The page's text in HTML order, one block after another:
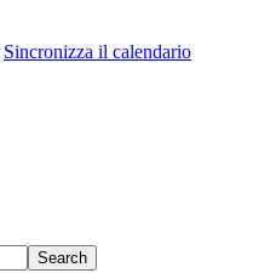
Sincronizza il calendario